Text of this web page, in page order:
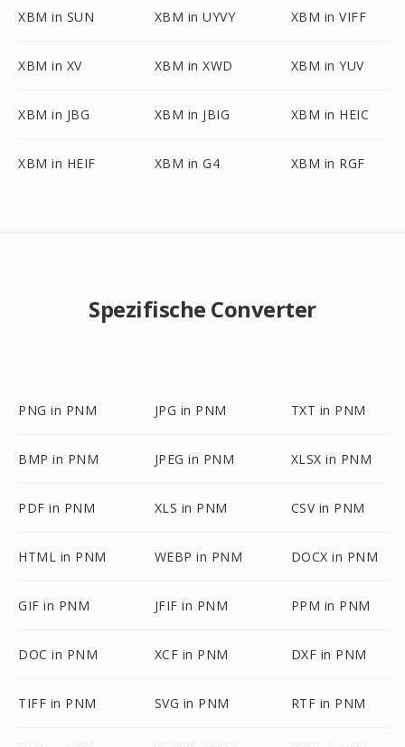
XBM in SUN XBM in UYVY XBM in VIFF
XBM in XV XBM in XWD XBM in YUV
XBM in JBG XBM in JBIG XBM in HEIC
XBM in HEIF XBM in G4 XBM in RGF
Spezifische Converter
PNG in PNM JPG in PNM TXT in PNM
BMP in PNM JPEG in PNM XLSX in PNM
PDF in PNM XLS in PNM CSV in PNM
HTML in PNM WEBP in PNM DOCX in PNM
GIF in PNM JFIF in PNM PPM in PNM
DOC in PNM XCF in PNM DXF in PNM
TIFF in PNM SVG in PNM RTF in PNM